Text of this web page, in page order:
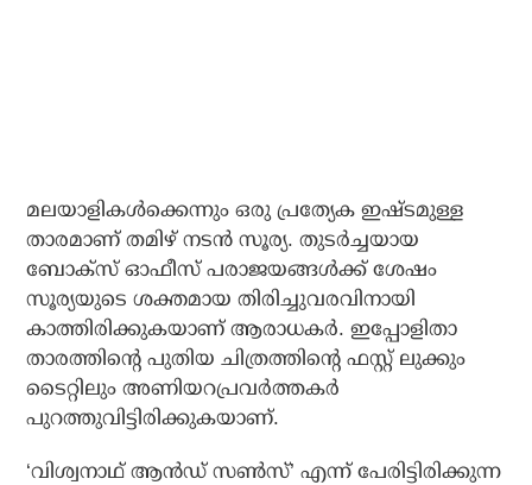
മലയാളികൾക്കെന്നും ഒരു പ്രത്യേക ഇഷ്ടമുള്ള
താരമാണ് തമിഴ് നടൻ സൂര്യ. തുടർച്ചയായ
ബോക്സ് ഓഫീസ് പരാജയങ്ങൾക്ക് ശേഷം
സൂര്യയുടെ ശക്തമായ തിരിച്ചുവരവിനായി
കാത്തിരിക്കുകയാണ് ആരാധകർ. ഇപ്പോളിതാ
താരത്തിന്റെ പുതിയ ചിത്രത്തിന്റെ ഫസ്റ്റ് ലുക്കും
ടൈറ്റിലും അണിയറപ്രവർത്തകർ
പുറത്തുവിട്ടിരിക്കുകയാണ്.
‘വിശ്വനാഥ് ആൻഡ് സൺസ്’ എന്ന് പേരിട്ടിരിക്കുന്ന